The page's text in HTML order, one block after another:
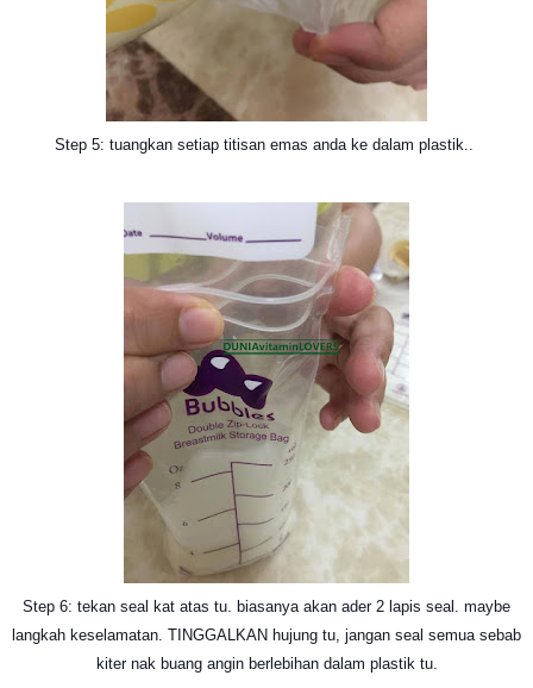
Step 5: tuangkan setiap titisan emas anda ke dalam plastik..
Step 6: tekan seal kat atas tu. biasanya akan ader 2 lapis seal. maybe
langkah keselamatan. TINGGALKAN hujung tu, jangan seal semua sebab
kiter nak buang angin berlebihan dalam plastik tu.